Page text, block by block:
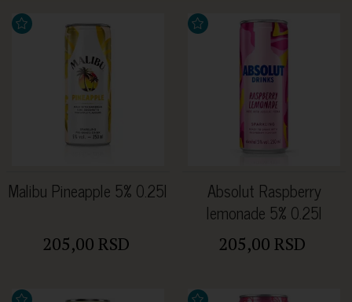
Malibu Pineapple 5% 0.25l
205,00 RSD
Absolut Raspberry
lemonade 5% 0.25l
205,00 RSD